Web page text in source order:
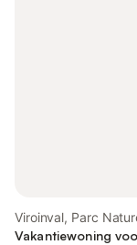
Viroinval, Parc
Hermeton
Vakantiewoning